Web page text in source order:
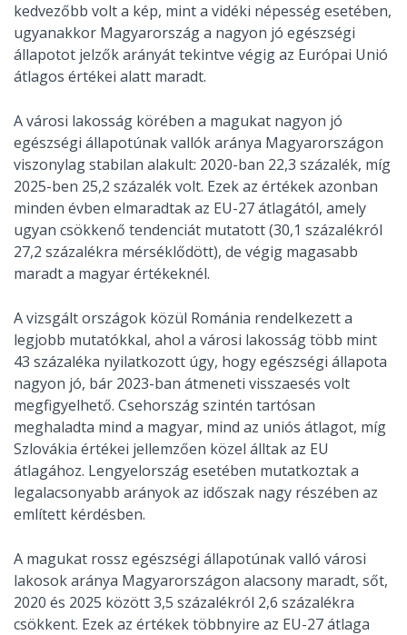
kedvezőbb volt a kép, mint a vidéki népesség esetében,
ugyanakkor Magyarország a nagyon jó egészségi
állapotot jelzők arányát tekintve végig az Európai Unió
átlagos értékei alatt maradt.
A városi lakosság körében a magukat nagyon jó
egészségi állapotúnak vallók aránya Magyarországon
viszonylag stabilan alakult: 2020-ban 22,3 százalék, míg
2025-ben 25,2 százalék volt. Ezek az értékek azonban
minden évben elmaradtak az EU-27 átlagától, amely
ugyan csökkenő tendenciát mutatott (30,1 százalékról
27,2 százalékra mérséklődött), de végig magasabb
maradt a magyar értékeknél.
A vizsgált országok közül Románia rendelkezett a
legjobb mutatókkal, ahol a városi lakosság több mint
43 százaléka nyilatkozott úgy, hogy egészségi állapota
nagyon jó, bár 2023-ban átmeneti visszaesés volt
megfigyelhető. Csehország szintén tartósan
meghaladta mind a magyar, mind az uniós átlagot, míg
Szlovákia értékei jellemzően közel álltak az EU
átlagához. Lengyelország esetében mutatkoztak a
legalacsonyabb arányok az időszak nagy részében az
említett kérdésben.
A magukat rossz egészségi állapotúnak valló városi
lakosok aránya Magyarországon alacsony maradt, sőt,
2020 és 2025 között 3,5 százalékról 2,6 százalékra
csökkent. Ezek az értékek többnyire az EU-27 átlaga